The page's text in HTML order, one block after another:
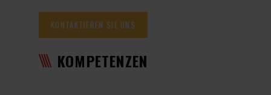
KONTAKTIEREN SIE UNS
KOMPETENZEN